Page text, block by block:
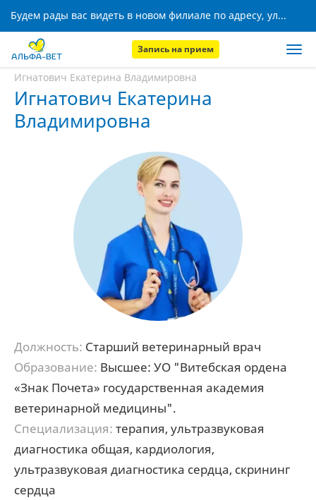
Будем рады вас видеть в новом филиале по адресу, ул. Кижеватова, 8!
Запись на прием
Главная
Наши сотрудники
Игнатович Екатерина Владимировна
Игнатович Екатерина
Владимировна
Должность: Старший ветеринарный врач
Образование: Высшее: УО "Витебская ордена
«Знак Почета» государственная академия
ветеринарной медицины".
Специализация: терапия, ультразвуковая
диагностика общая, кардиология,
ультразвуковая диагностика сердца, скрининг
сердца